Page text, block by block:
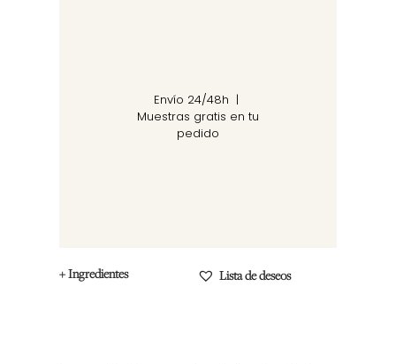
Envío 24/48h |
Muestras gratis en tu
pedido
+ Ingredientes Lista de deseos